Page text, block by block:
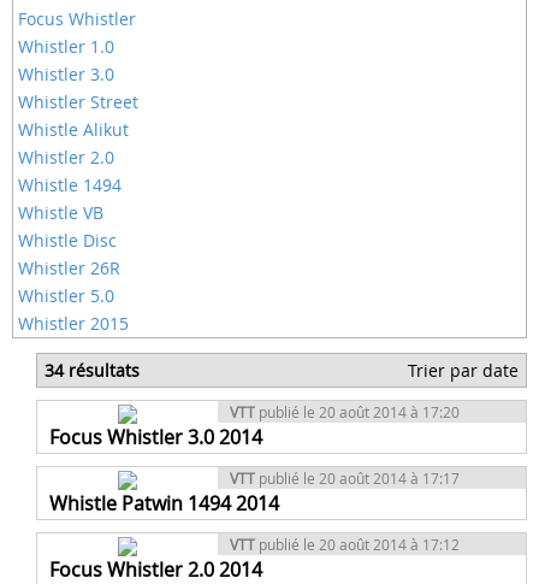
Focus Whistler
Whistler 1.0
Whistler 3.0
Whistler Street
Whistle Alikut
Whistler 2.0
Whistle 1494
Whistle VB
Whistle Disc
Whistler 26R
Whistler 5.0
Whistler 2015
34 résultats Trier par date
VTT publié le 20 août 2014 à 17:20
Focus Whistler 3.0 2014
VTT publié le 20 août 2014 à 17:17
Whistle Patwin 1494 2014
VTT publié le 20 août 2014 à 17:12
Focus Whistler 2.0 2014